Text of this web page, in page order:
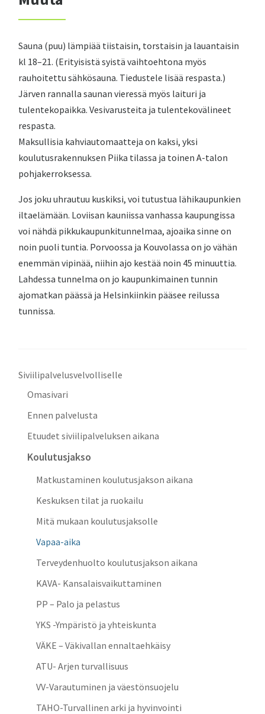
Sauna (puu) lämpiää tiistaisin, torstaisin ja lauantaisin
kl 18–21. (Erityisistä syistä vaihtoehtona myös
rauhoitettu sähkösauna. Tiedustele lisää respasta.)
Järven rannalla saunan vieressä myös laituri ja
tulentekopaikka. Vesivarusteita ja tulentekovälineet
respasta.
Maksullisia kahviautomaatteja on kaksi, yksi
koulutusrakennuksen Piika tilassa ja toinen A-talon
pohjakerroksessa.
Jos joku uhrautuu kuskiksi, voi tutustua lähikaupunkien
iltaelämään. Loviisan kauniissa vanhassa kaupungissa
voi nähdä pikkukaupunkitunnelmaa, ajoaika sinne on
noin puoli tuntia. Porvoossa ja Kouvolassa on jo vähän
enemmän vipinää, niihin ajo kestää noin 45 minuuttia.
Lahdessa tunnelma on jo kaupunkimainen tunnin
ajomatkan päässä ja Helsinkiinkin pääsee reilussa
tunnissa.
Siviilipalvelusvelvolliselle
Omasivari
Ennen palvelusta
Etuudet siviilipalveluksen aikana
Koulutusjakso
Matkustaminen koulutusjakson aikana
Keskuksen tilat ja ruokailu
Mitä mukaan koulutusjaksolle
Vapaa-aika
Terveydenhuolto koulutusjakson aikana
KAVA- Kansalaisvaikuttaminen
PP – Palo ja pelastus
YKS -Ympäristö ja yhteiskunta
VÄKE – Väkivallan ennaltaehkäisy
ATU- Arjen turvallisuus
VV-Varautuminen ja väestönsuojelu
TAHO-Turvallinen arki ja hyvinvointi